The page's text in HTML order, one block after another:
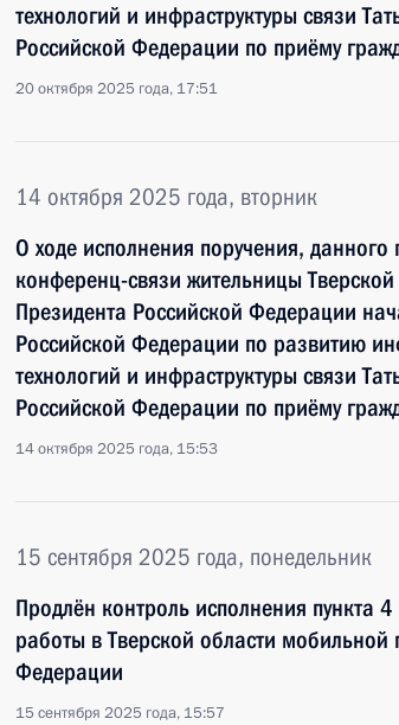
технологий и инфраструктуры связи
Российской Федерации по приёму
20 октября 2025 года, 17:51
14 октября 2025 года, вторник
О ходе исполнения поручения,
конференц-связи жительницы
Президента Российской Федерации
Российской Федерации по развитию
технологий и инфраструктуры связи
Российской Федерации по приёму
14 октября 2025 года, 15:53
15 сентября 2025 года, понедельник
Продлён контроль исполнения пункта
работы в Тверской области
Федерации
15 сентября 2025 года, 15:57